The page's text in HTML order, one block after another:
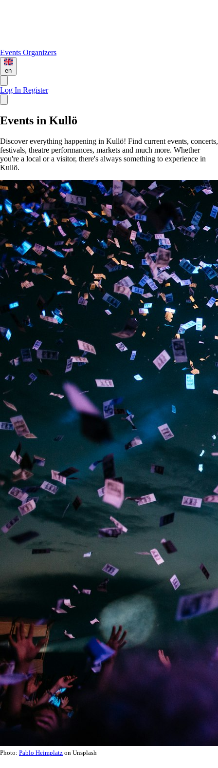
Events Organizers
en
Log In Register
Events in Kullö
Discover everything happening in Kullö! Find current events, concerts,
festivals, theatre performances, markets and much more. Whether
you're a local or a visitor, there's always something to experience in
Kullö.
Photo: Pablo Heimplatz on Unsplash